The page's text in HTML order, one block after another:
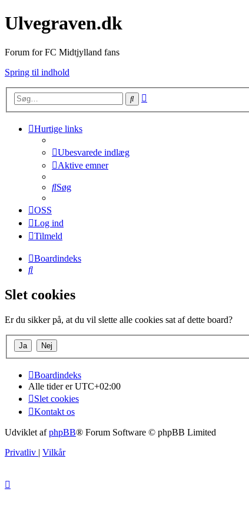
Ulvegraven.dk
Forum for FC Midtjylland fans
Spring til indhold
Søg
Hurtige links
Ubesvarede indlæg
Aktive emner
Søg
OSS
Log ind
Tilmeld
Boardindeks
Søg
Slet cookies
Er du sikker på, at du vil slette alle cookies sat af dette board?
Boardindeks
Alle tider erUTC+02:00
Slet cookies
Kontakt os
Udviklet afphpBB® Forum Software © phpBB Limited
Privatliv | Vilkår